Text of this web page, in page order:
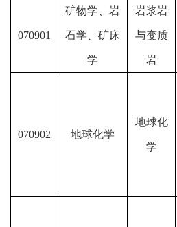
070901
矿物学、岩
石学、矿床
学
岩浆岩
与变质
岩
070902 地球化学
地球化
学